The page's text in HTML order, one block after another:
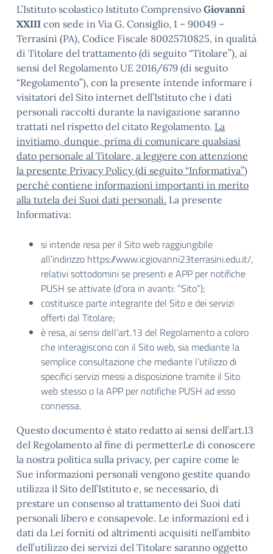
L’Istituto scolastico Istituto Comprensivo Giovanni
XXIII con sede in Via G. Consiglio, 1 – 90049 –
Terrasini (PA), Codice Fiscale 80025710825, in qualità
di Titolare del trattamento (di seguito “Titolare”), ai
sensi del Regolamento UE 2016/679 (di seguito
“Regolamento”), con la presente intende informare i
visitatori del Sito internet dell’Istituto che i dati
personali raccolti durante la navigazione saranno
trattati nel rispetto del citato Regolamento. La
invitiamo, dunque, prima di comunicare qualsiasi
dato personale al Titolare, a leggere con attenzione
la presente Privacy Policy (di seguito “Informativa”)
perché contiene informazioni importanti in merito
alla tutela dei Suoi dati personali. La presente
Informativa:
si intende resa per il Sito web raggiungibile
all’indirizzo https://www.icgiovanni23terrasini.edu.it/,
relativi sottodomini se presenti e APP per notifiche
PUSH se attivate (d’ora in avanti: “Sito”);
costituisce parte integrante del Sito e dei servizi
offerti dal Titolare;
è resa, ai sensi dell’art.13 del Regolamento a coloro
che interagiscono con il Sito web, sia mediante la
semplice consultazione che mediante l’utilizzo di
specifici servizi messi a disposizione tramite il Sito
web stesso o la APP per notifiche PUSH ad esso
connessa.
Questo documento è stato redatto ai sensi dell’art.13
del Regolamento al fine di permetterLe di conoscere
la nostra politica sulla privacy, per capire come le
Sue informazioni personali vengono gestite quando
utilizza il Sito dell’Istituto e, se necessario, di
prestare un consenso al trattamento dei Suoi dati
personali libero e consapevole. Le informazioni ed i
dati da Lei forniti od altrimenti acquisiti nell’ambito
dell’utilizzo dei servizi del Titolare saranno oggetto